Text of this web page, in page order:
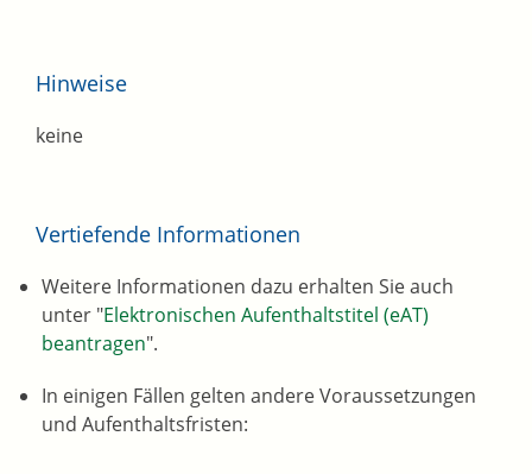
Hinweise
keine
Vertiefende Informationen
Weitere Informationen dazu erhalten Sie auch
unter "Elektronischen Aufenthaltstitel (eAT)
beantragen".
In einigen Fällen gelten andere Voraussetzungen
und Aufenthaltsfristen: